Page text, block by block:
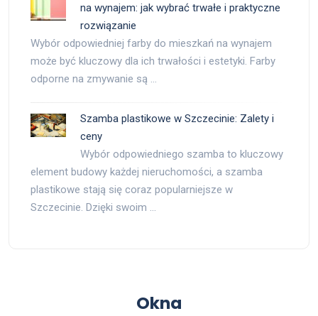
na wynajem: jak wybrać trwałe i praktyczne
rozwiązanie
Wybór odpowiedniej farby do mieszkań na wynajem
może być kluczowy dla ich trwałości i estetyki. Farby
odporne na zmywanie są …
Szamba plastikowe w Szczecinie: Zalety i
ceny
Wybór odpowiedniego szamba to kluczowy
element budowy każdej nieruchomości, a szamba
plastikowe stają się coraz popularniejsze w
Szczecinie. Dzięki swoim …
Okna